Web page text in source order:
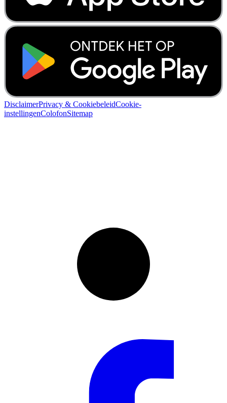
DisclaimerPrivacy & CookiebeleidCookie-
instellingenColofonSitemap